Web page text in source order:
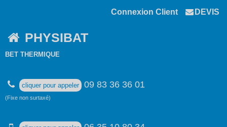
Connexion Client DEVIS
PHYSIBAT
BET THERMIQUE
cliquer pour appeler 09 83 36 36 01
(Fixe non surtaxé)